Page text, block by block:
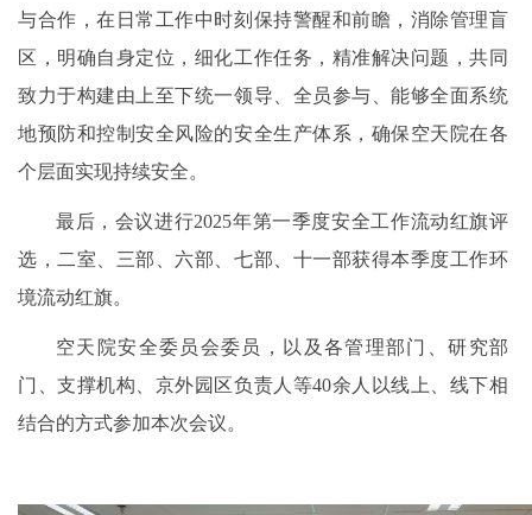
与合作，在日常工作中时刻保持警醒和前瞻，消除管理盲
区，明确自身定位，细化工作任务，精准解决问题，共同
致力于构建由上至下统一领导、全员参与、能够全面系统
地预防和控制安全风险的安全生产体系，确保空天院在各
个层面实现持续安全。
最后，会议进行2025年第一季度安全工作流动红旗评
选，二室、三部、六部、七部、十一部获得本季度工作环
境流动红旗。
空天院安全委员会委员，以及各管理部门、研究部
门、支撑机构、京外园区负责人等40余人以线上、线下相
结合的方式参加本次会议。